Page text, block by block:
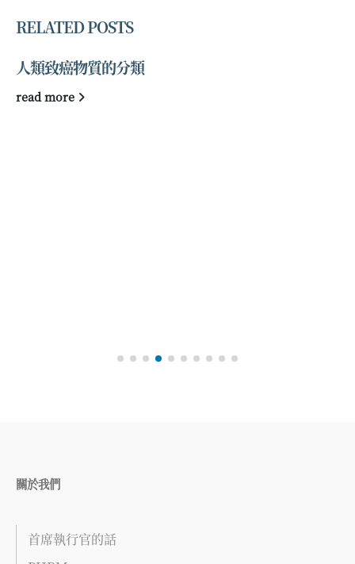
RELATEDPOSTS
人類致癌物質的分類
read more
關於我們
首席執行官的話